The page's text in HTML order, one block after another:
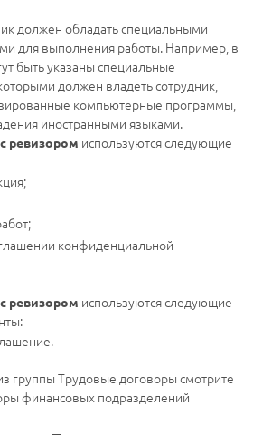
должен обладать специальными
для выполнения работы. Например, в
быть указаны специальные
должен владеть сотрудник,
компьютерные программы,
иностранными языками.
ревизором используются следующие
конфиденциальной
ревизором используются следующие
группы Трудовые договоры смотрите
финансовых подразделений